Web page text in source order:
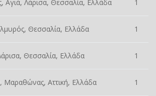
Αγιά, Λάρισα, Θεσσαλία, Ελλάδα 1
Θεσσαλία, Ελλάδα 1
Θεσσαλία, Ελλάδα 1
Μαραθώνας, Αττική, Ελλάδα 1